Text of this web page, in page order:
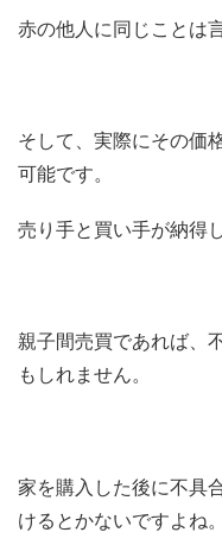
赤の他人に同じことは
そして、実際にその価
可能です。
売り手と買い手が納得
親子間売買であれば、
もしれません。
家を購入した後に不具
けるとかないですよね。